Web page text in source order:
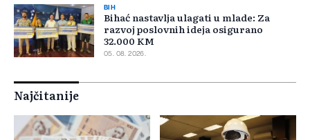
BIH
Bihać nastavlja ulagati u mlade: Za
razvoj poslovnih ideja osigurano
32.000 KM
05. 08. 2026.
Najčitanije